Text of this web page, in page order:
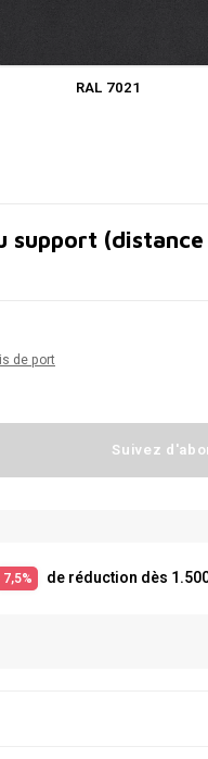
RAL 7021
support
de port
Suivez
7,5% de réduction dès